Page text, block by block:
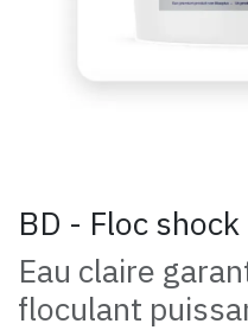
BD - Floc shock
Eau claire
floculant